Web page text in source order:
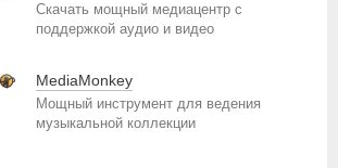
Скачать мощный медиацентр с
поддержкой аудио и видео
MediaMonkey
Мощный инструмент для ведения
музыкальной коллекции